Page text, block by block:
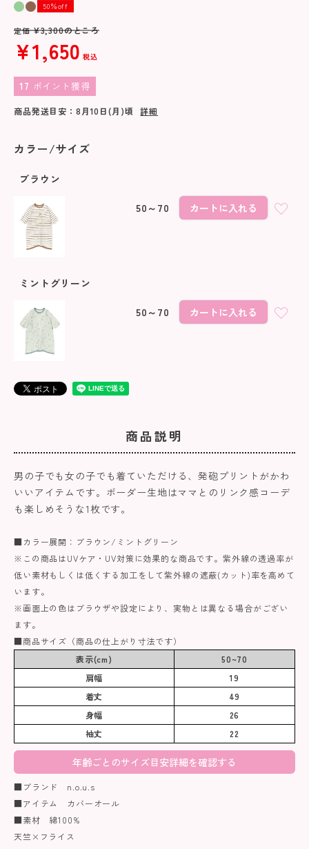
50％off
定価 ¥3,300のところ
¥1,650 税込
17 ポイント獲得
商品発送目安： 8月10日(月)頃 詳細
カラー/サイズ
ブラウン
50～70 カートに入れる
ミントグリーン
50～70 カートに入れる
商品説明
男の子でも女の子でも着ていただける、発砲プリントがかわ
いいアイテムです。ボーダー生地はママとのリンク感コーデ
も楽しめそうな1枚です。
■カラー展開：ブラウン/ミントグリーン
※この商品はUVケア・UV対策に効果的な商品です。紫外線の透過率が
低い素材もしくは低くする加工をして紫外線の遮蔽(カット)率を高めて
います。
※画面上の色はブラウザや設定により、実物とは異なる場合がござい
ます。
■商品サイズ（商品の仕上がり寸法です）
表示(cm)
50~70
肩幅
19
着丈
49
身幅
26
袖丈
22
年齢ごとのサイズ目安詳細を確認する
■ブランド n.o.u.s
■アイテム カバーオール
■素材 綿100%
天竺×フライス